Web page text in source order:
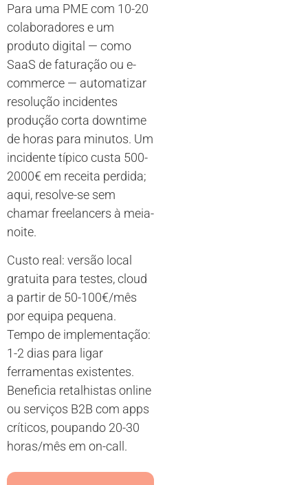
Para uma PME com 10-20
colaboradores e um
produto digital — como
SaaS de faturação ou e-
commerce — automatizar
resolução incidentes
produção corta downtime
de horas para minutos. Um
incidente típico custa 500-
2000€ em receita perdida;
aqui, resolve-se sem
chamar freelancers à meia-
noite.
Custo real: versão local
gratuita para testes, cloud
a partir de 50-100€/mês
por equipa pequena.
Tempo de implementação:
1-2 dias para ligar
ferramentas existentes.
Beneficia retalhistas online
ou serviços B2B com apps
críticos, poupando 20-30
horas/mês em on-call.